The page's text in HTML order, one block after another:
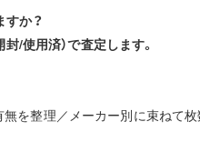
か？
/使用済）で査定します。
を整理／メーカー別に束ねて枚